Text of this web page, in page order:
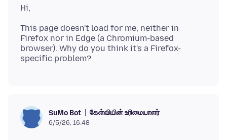
This page doesn't load for me, neither in
Firefox nor in Edge (a Chromium-based
browser). Why do you think it's a Firefox-
SuMo Bot கேள்வியின் உரிமையாளர்
6/5/26, 16:48